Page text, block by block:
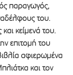
παραγωγός,
του.
κείμενά του.
επιτομή του
αφιερωμένα
και τον